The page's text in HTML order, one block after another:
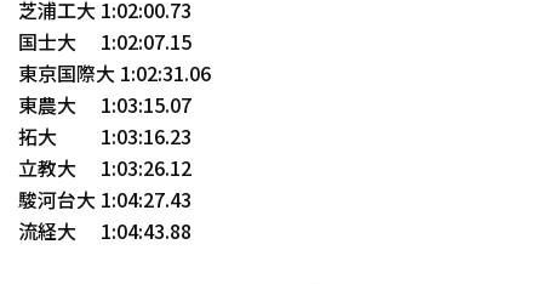
芝浦工大 1:02:00.73
国士大 1:02:07.15
東京国際大 1:02:31.06
東農大 1:03:15.07
拓大 1:03:16.23
立教大 1:03:26.12
駿河台大 1:04:27.43
流経大 1:04:43.88